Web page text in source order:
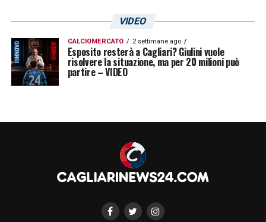
LA PLAYLIST DELLE NOSTRE TOP NEWS
VIDEO
CALCIOMERCATO 2 settimane ago
Esposito resterà a Cagliari? Giulini vuole
risolvere la situazione, ma per 20 milioni può
partire – VIDEO